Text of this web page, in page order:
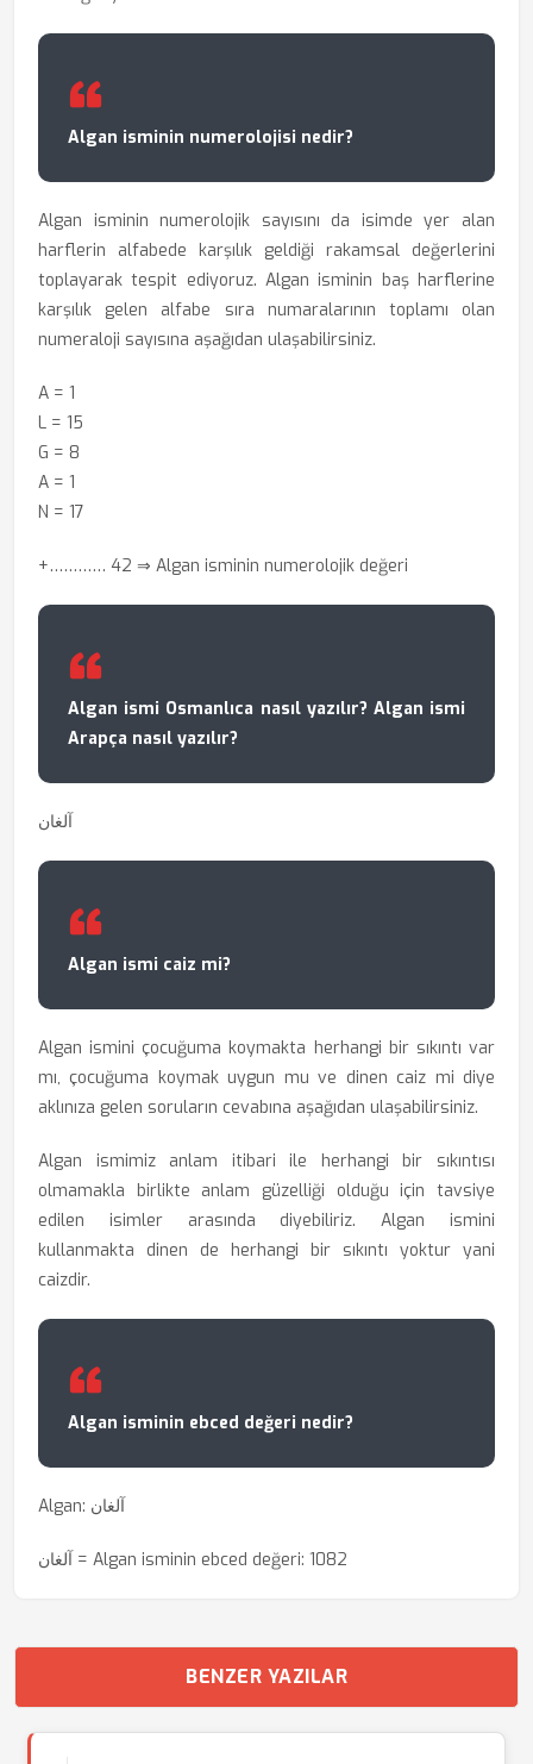
Algan isminin numerolojisi nedir?
Algan isminin numerolojik sayısını da isimde yer alan
harflerin alfabede karşılık geldiği rakamsal değerlerini
toplayarak tespit ediyoruz. Algan isminin baş harflerine
karşılık gelen alfabe sıra numaralarının toplamı olan
numeraloji sayısına aşağıdan ulaşabilirsiniz.
A = 1
L = 15
G = 8
A = 1
N = 17
+………… 42 ⇒ Algan isminin numerolojik değeri
Algan ismi Osmanlıca nasıl yazılır? Algan ismi
Arapça nasıl yazılır?
آلغان
Algan ismi caiz mi?
Algan ismini çocuğuma koymakta herhangi bir sıkıntı var
mı, çocuğuma koymak uygun mu ve dinen caiz mi diye
aklınıza gelen soruların cevabına aşağıdan ulaşabilirsiniz.
Algan ismimiz anlam itibari ile herhangi bir sıkıntısı
olmamakla birlikte anlam güzelliği olduğu için tavsiye
edilen isimler arasında diyebiliriz. Algan ismini
kullanmakta dinen de herhangi bir sıkıntı yoktur yani
caizdir.
Algan isminin ebced değeri nedir?
Algan: آلغان
آلغان = Algan isminin ebced değeri: 1082
BENZER YAZILAR